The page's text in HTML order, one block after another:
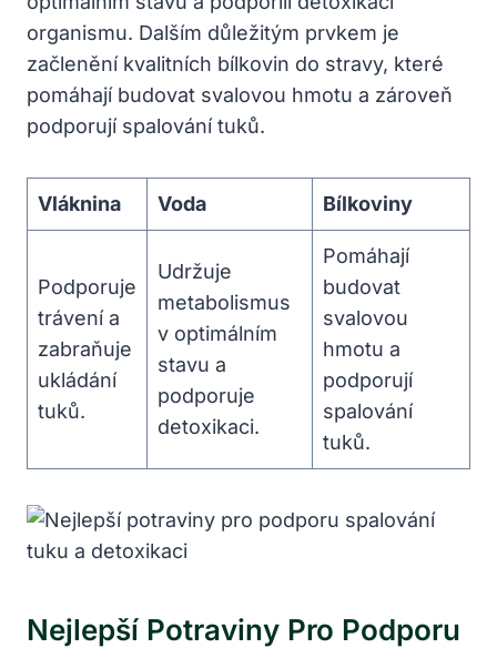
organismu. Dalším důležitým prvkem je
začlenění kvalitních bílkovin do stravy, které
pomáhají budovat svalovou hmotu a zároveň
podporují spalování tuků.
Vláknina Voda Bílkoviny
Podporuje
trávení a
zabraňuje
ukládání
tuků.
Udržuje
metabolismus
v optimálním
stavu a
podporuje
detoxikaci.
Pomáhají
budovat
svalovou
hmotu a
podporují
spalování
tuků.
Nejlepší Potraviny Pro Podporu